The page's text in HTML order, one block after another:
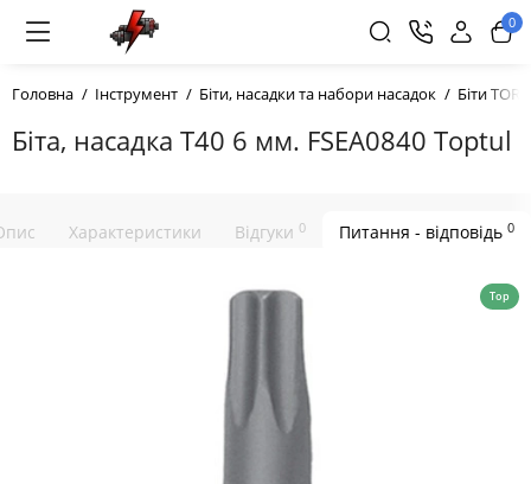
0
Головна Інструмент Біти, насадки та набори насадок Біти TORX
Біта, насадка T40 6 мм. FSEA0840 Toptul
Характеристики Відгуки 0 Питання - відповідь 0
Top